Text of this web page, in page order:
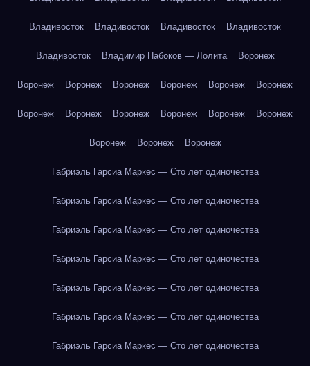
Владивосток Владивосток Владивосток Владивосток
Владивосток Владимир Набоков — Лолита Воронеж
Воронеж Воронеж Воронеж Воронеж Воронеж Воронеж
Воронеж Воронеж Воронеж Воронеж Воронеж Воронеж
Воронеж Воронеж Воронеж
Габриэль Гарсиа Маркес — Сто лет одиночества
Габриэль Гарсиа Маркес — Сто лет одиночества
Габриэль Гарсиа Маркес — Сто лет одиночества
Габриэль Гарсиа Маркес — Сто лет одиночества
Габриэль Гарсиа Маркес — Сто лет одиночества
Габриэль Гарсиа Маркес — Сто лет одиночества
Габриэль Гарсиа Маркес — Сто лет одиночества